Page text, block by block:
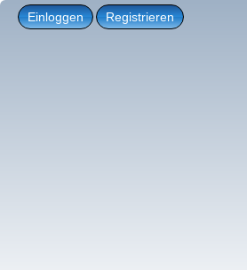
Einloggen Registrieren